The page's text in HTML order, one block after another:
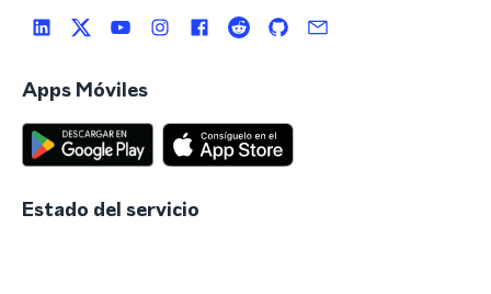
Apps Móviles
Estado del servicio